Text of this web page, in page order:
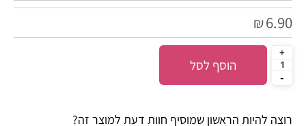
₪6.90
הוסף לסל
רוצה להיות הראשון שמוסיף חוות דעת למוצר זה?